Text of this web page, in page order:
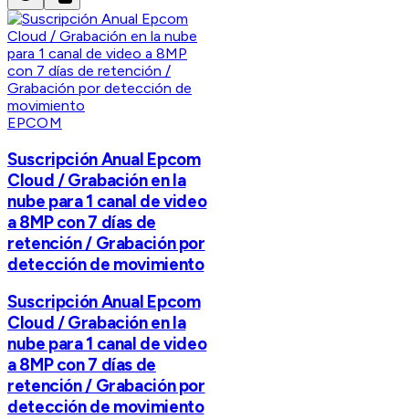
EPCOM
Suscripción Anual Epcom
Cloud / Grabación en la
nube para 1 canal de video
a 8MP con 7 días de
retención / Grabación por
detección de movimiento
Suscripción Anual Epcom
Cloud / Grabación en la
nube para 1 canal de video
a 8MP con 7 días de
retención / Grabación por
detección de movimiento